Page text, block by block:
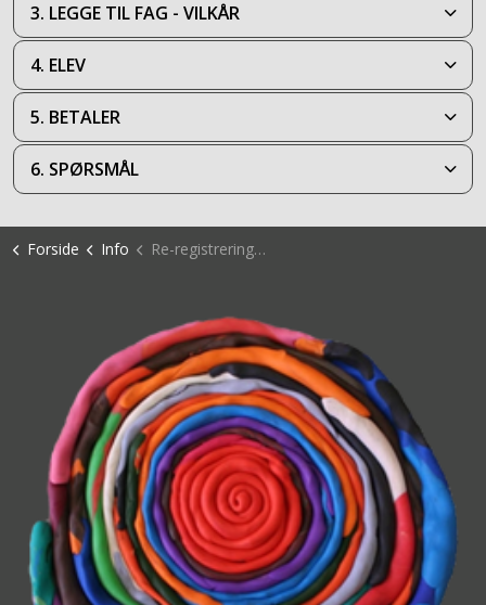
3. LEGGE TIL FAG - VILKÅR
4. ELEV
5. BETALER
6. SPØRSMÅL
Forside Info Re-registrering trinn